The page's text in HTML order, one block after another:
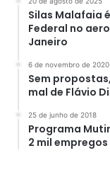
Silas Malafaia
Federal no
Janeiro
6 de novembro de 2020
Sem
mal de Flávio
25 de junho de 2018
Programa
2 mil empregos